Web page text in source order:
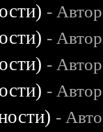
-
-
-
-
-